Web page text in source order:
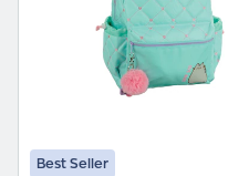
Best Seller